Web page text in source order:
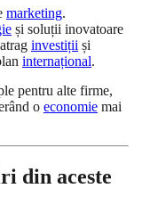
marketing.
și soluții inovatoare
investiții și
internațional.
pentru alte firme,
o economie mai
din aceste